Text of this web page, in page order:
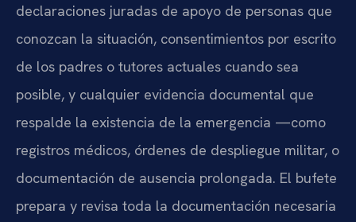
declaraciones juradas de apoyo de personas que
conozcan la situación, consentimientos por escrito
de los padres o tutores actuales cuando sea
posible, y cualquier evidencia documental que
respalde la existencia de la emergencia —como
registros médicos, órdenes de despliegue militar, o
documentación de ausencia prolongada. El bufete
prepara y revisa toda la documentación necesaria